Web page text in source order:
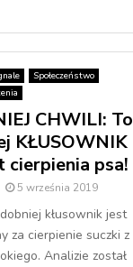
Społeczeństwo
CHWILI: To
KŁUSOWNIK
cierpienia psa!
5 września 2019
kłusownik jest
za cierpienie suczki z
Analizie został